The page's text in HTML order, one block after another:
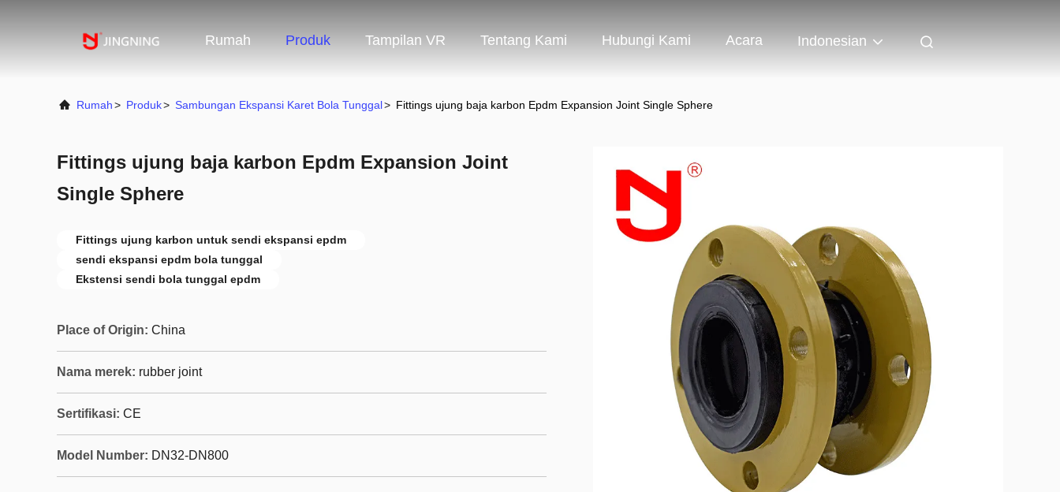
Rumah Produk Tampilan VR Tentang Kami Hubungi Kami Acara Indonesian
Rumah> Produk> Sambungan Ekspansi Karet Bola Tunggal> Fittings ujung baja karbon Epdm Expansion Joint Single Sphere
Fittings ujung baja karbon Epdm Expansion Joint
Single Sphere
Fittings ujung karbon untuk sendi ekspansi epdm
sendi ekspansi epdm bola tunggal
Ekstensi sendi bola tunggal epdm
Place of Origin: China
Nama merek: rubber joint
Sertifikasi: CE
Model Number: DN32-DN800